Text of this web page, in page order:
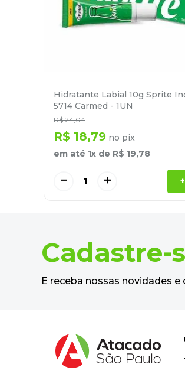
Hidratante Labial 10g Sprite
5714 Carmed - 1UN
R$ 24,04
R$ 18,79 no pix
em até 1x de R$ 19,78
＋
－ +
Cadastre-
E receba nossas novidades e